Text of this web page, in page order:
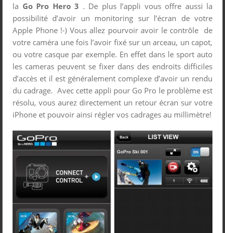
la Go Pro Hero 3 . De plus l’appli vous offre aussi la
possibilité d’avoir un monitoring sur l’écran de votre
Apple Phone !-) Vous allez pourvoir avoir le contrôle de
votre caméra une fois l’avoir fixé sur un arceau, un capot,
ou votre casque par exemple. En effet dans le sport auto
les cameras peuvent se fixer dans des endroits difficiles
d’accès et il est généralement complexe d’avoir un rendu
du cadrage. Avec cette appli pour Go Pro le problème est
résolu, vous aurez directement un retour écran sur votre
iPhone et pouvoir ainsi régler vos cadrages au millimètre!